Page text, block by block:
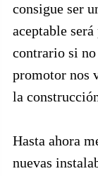
consigue ser
aceptable
contrario si no
promotor nos
la
Hasta ahora
nuevas